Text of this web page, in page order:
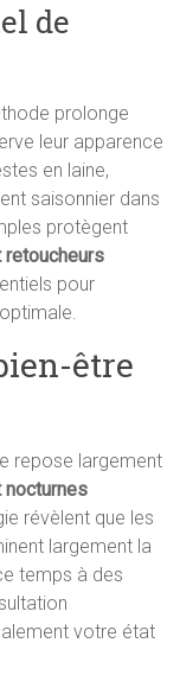
de
prolonge
leur apparence
en laine,
saisonnier dans
protègent
pour
être
repose largement
nocturnes
révèlent que les
largement la
temps à des
votre état